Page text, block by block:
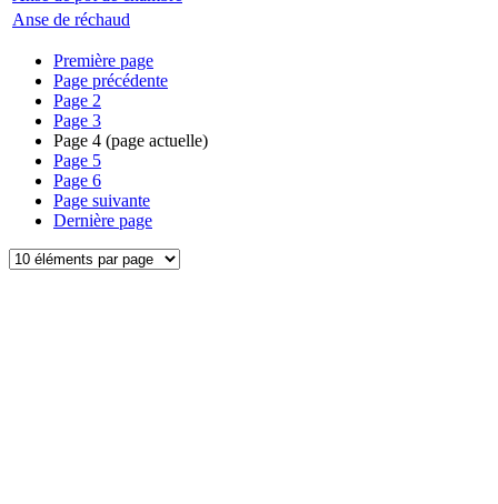
Anse de réchaud
Première page
Page précédente
Page 2
Page 3
Page 4 (page actuelle)
Page 5
Page 6
Page suivante
Dernière page